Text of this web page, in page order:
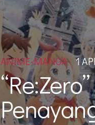
ANIME-MANGA 1